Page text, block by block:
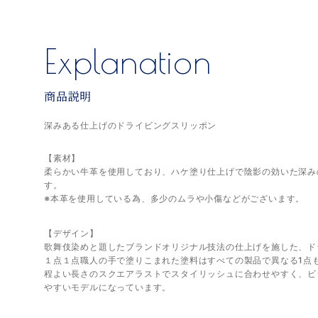
Explanation
商品説明
深みある仕上げのドライビングスリッポン
【素材】
柔らかい牛革を使用しており、ハケ塗り仕上げで陰影の効いた深
す。
※本革を使用している為、多少のムラや小傷などがございます。
【デザイン】
歌舞伎染めと題したブランドオリジナル技法の仕上げを施した、ド
１点１点職人の手で塗りこまれた塗料はすべての製品で異なる1点
程よい長さのスクエアラストでスタイリッシュに合わせやすく、
やすいモデルになっています。